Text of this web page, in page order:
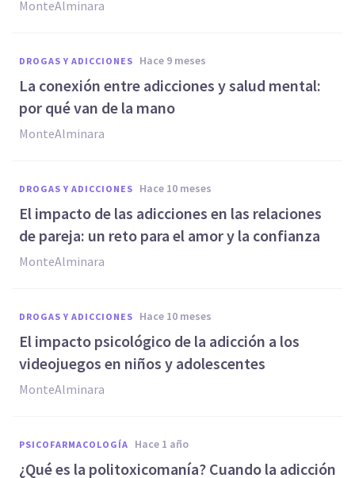
MonteAlminara
DROGAS Y ADICCIONES hace 9 meses
La conexión entre adicciones y salud mental:
por qué van de la mano
MonteAlminara
DROGAS Y ADICCIONES hace 10 meses
El impacto de las adicciones en las relaciones
de pareja: un reto para el amor y la confianza
MonteAlminara
DROGAS Y ADICCIONES hace 10 meses
El impacto psicológico de la adicción a los
videojuegos en niños y adolescentes
MonteAlminara
PSICOFARMACOLOGÍA hace 1 año
¿Qué es la politoxicomanía? Cuando la adicción